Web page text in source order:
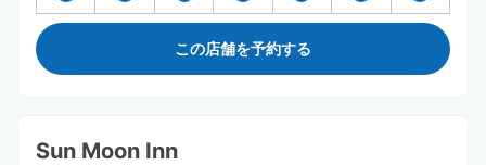
この店舗を予約する
Sun Moon Inn